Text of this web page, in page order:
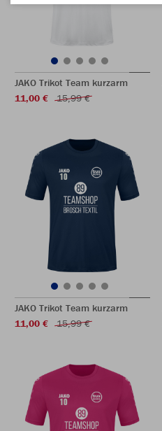
JAKO Trikot Team kurzarm
11,00 €
15,99 €
JAKO Trikot Team kurzarm
11,00 €
15,99 €